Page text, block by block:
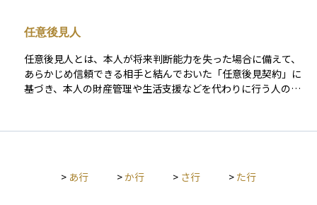
を本人の希望に沿って行うことができるため、自分らしい生活
を維持するための手段として注目されています。法定後見と違
い、自分で「誰に、何を任せるか」を決めておける点が特徴で
す。高齢化や認知症のリスクが高まる中で、資産や生活の管理
を将来にわたって安心して託すための、重要な準備の一つで
任意後見人
任意後見人とは、本人が将来判断能力を失った場合に備えて、
あらかじめ信頼できる相手と結んでおいた「任意後見契約」に
基づき、本人の財産管理や生活支援などを代わりに行う人のこ
判断し、任意後見監督人が選任された段階で効力が発生しま
を尊重しつつ、その権利や生活を守ることが求められます。家
> あ行 >か行 > さ行 > た行